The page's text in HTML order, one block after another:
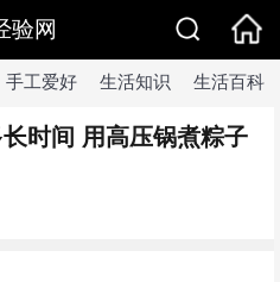
验网
手工爱好 生活知识 生活百科
时间 用高压锅煮粽子